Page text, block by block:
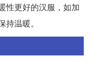
性更好的汉服，如加
温暖。